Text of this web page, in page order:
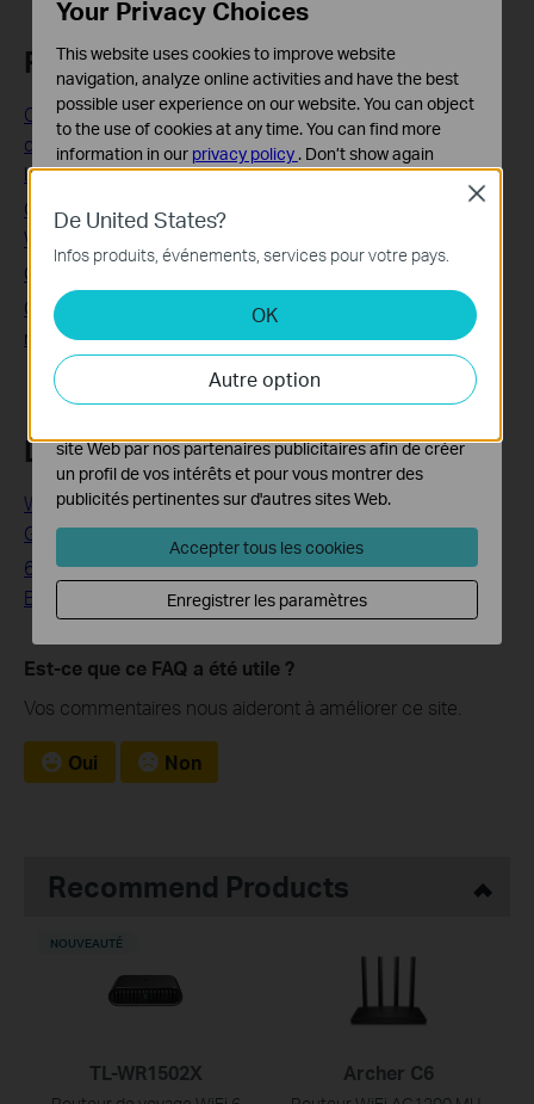
Related FAQs
Comment configurer le contrôle d'accès pour le blocage
de sites Web sur le routeur sans fil TP-Link 11N (nouveau
logo)
Comment configurer le contrôle parental sur les routeurs
WiFi (cas 1)?
Comment changer les paramètres d'heure sur le Deco ?
Comment modifier vos paramètres de sécurité sur votre
routeur TP-Link (nouvelle interface utilisateur)
Looking For More
WiFi 6 Adapters: The Most Affordable Upgrade to Next-
Gen Wireless
6 Tips on Where to Place Your Wireless Router for the
Best Signal/Coverage
Est-ce que ce FAQ a été utile ?
Vos commentaires nous aideront à améliorer ce site.
Oui Non
Recommend Products
TL-WR1502X
NOUVEAUTÉ
Archer C6
De United States?
Infos produits, événements, services pour votre pays.
OK
Autre option
Close
Your Privacy Choices
This website uses cookies to improve website
navigation, analyze online activities and have the best
possible user experience on our website. You can object
to the use of cookies at any time. You can find more
information in our privacy policy . Don’t show again
Ces cookies sont nécessaires au fonctionnement du
site Web et ne peuvent pas être désactivés dans vos
systèmes.
Cookies d'analyse et marketing
Les cookies d'analyse nous permettent d'analyser vos
activités sur notre site Web pour améliorer et ajuster les
fonctionnalités de notre site Web.
site Web par nos partenaires publicitaires afin de créer
un profil de vos intérêts et pour vous montrer des
publicités pertinentes sur d'autres sites Web.
Accepter tous les cookies
Enregistrer les paramètres